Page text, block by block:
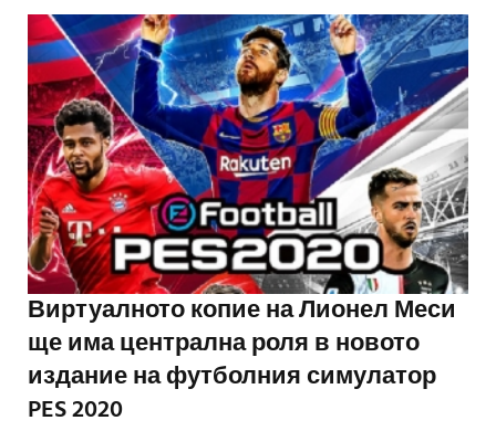
Виртуалното копие на Лионел Меси
ще има централна роля в новото
издание на футболния симулатор
PES 2020